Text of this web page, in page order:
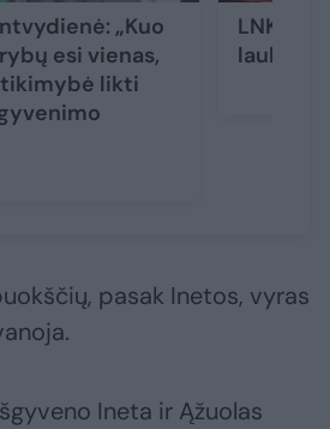
„Kuo
esi vienas,
likti
LNK
laukia
pasak Inetos, vyras
Ineta ir Ąžuolas